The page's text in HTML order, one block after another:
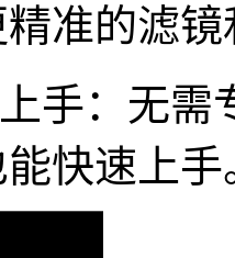
准的滤
手：无需
快速上手